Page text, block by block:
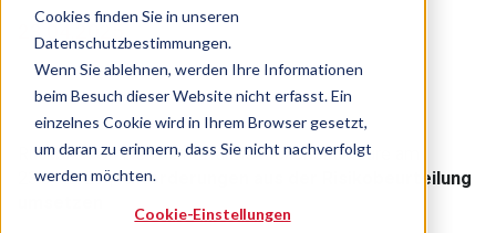
Cookies finden Sie in unseren
Datenschutzbestimmungen.
Wenn Sie ablehnen, werden Ihre Informationen
beim Besuch dieser Website nicht erfasst. Ein
einzelnes Cookie wird in Ihrem Browser gesetzt,
um daran zu erinnern, dass Sie nicht nachverfolgt
werden möchten.
Cookie-Einstellungen
23.04.2025
Rückblick Online Fach-Erfa Elektrokonstrukteure am
23.04.2025 |Anforderungen aus der Risikobeurteilung